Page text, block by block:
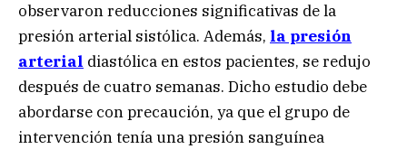
observaron reducciones significativas de la
presión arterial sistólica. Además, la presión
arterial diastólica en estos pacientes, se redujo
después de cuatro semanas. Dicho estudio debe
abordarse con precaución, ya que el grupo de
intervención tenía una presión sanguínea